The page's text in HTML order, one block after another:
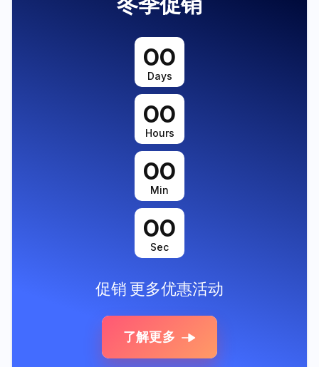
00
Days
00
Hours
00
Min
00
Sec
促销 更多优惠活动
了解更多